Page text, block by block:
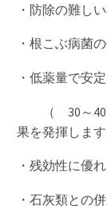
・防除の難し
・根こぶ病菌
・低薬量で安
（ 30～
果を発揮しま
・残効性に優
・石灰類との